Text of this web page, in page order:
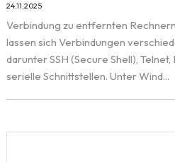
24.11.2025
Verbindung zu entfernten
lassen sich Verbindungen
darunter SSH (Secure Shell),
serielle Schnittstellen. Unter Wind...